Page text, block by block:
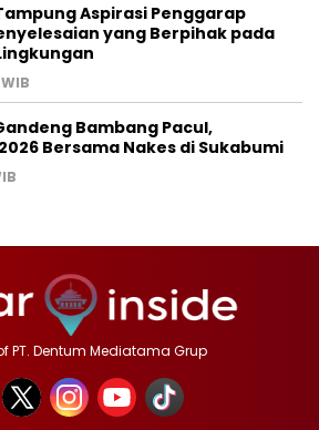
Tampung Aspirasi Penggarap
yang Berpihak pada
Bambang Pacul,
2026 Bersama Nakes di Sukabumi
PT. Dentum Mediatama Grup